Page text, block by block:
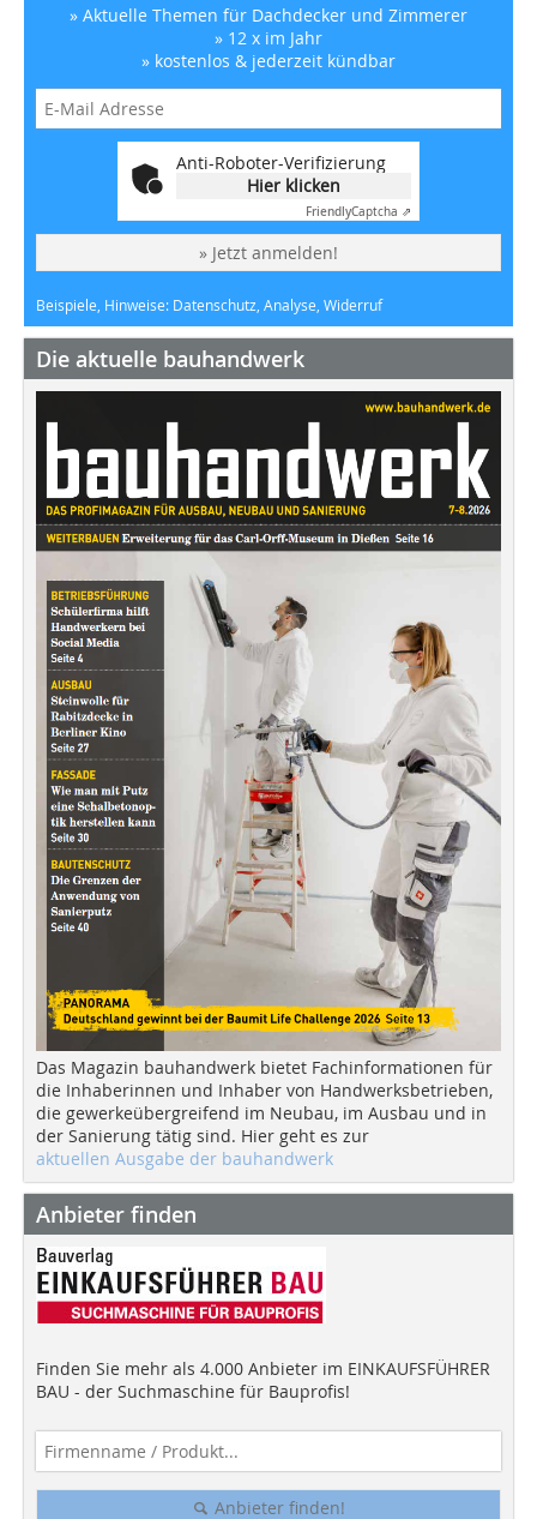
» Aktuelle Themen für Dachdecker und Zimmerer
» 12 x im Jahr
» kostenlos & jederzeit kündbar
Anti-Roboter-Verifizierung
Hier klicken
FriendlyCaptcha ⇗
» Jetzt anmelden!
Beispiele, Hinweise: Datenschutz, Analyse, Widerruf
Die aktuelle bauhandwerk
Das Magazin bauhandwerk bietet Fachinformationen für
die Inhaberinnen und Inhaber von Handwerksbetrieben,
die gewerkeübergreifend im Neubau, im Ausbau und in
der Sanierung tätig sind. Hier geht es zur
aktuellen Ausgabe der bauhandwerk
Anbieter finden
Finden Sie mehr als 4.000 Anbieter im EINKAUFSFÜHRER
BAU - der Suchmaschine für Bauprofis!
Anbieter finden!